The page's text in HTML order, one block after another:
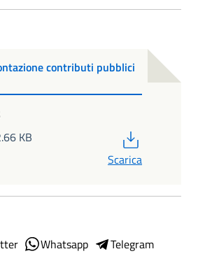
contributi pubblici
KB
Scarica
Whatsapp
Telegram